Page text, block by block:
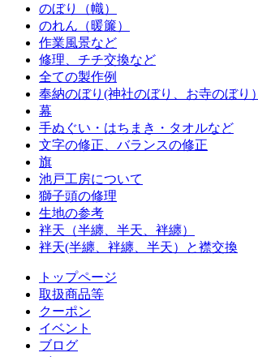
のぼり（幟）
のれん（暖簾）
作業風景など
修理、チチ交換など
全ての製作例
奉納のぼり(神社のぼり、お寺のぼり）
幕
手ぬぐい・はちまき・タオルなど
文字の修正、バランスの修正
旗
池戸工房について
獅子頭の修理
生地の参考
袢天（半纏、半天、袢纏）
袢天(半纏、袢纏、半天）と襟交換
トップページ
取扱商品等
クーポン
イベント
ブログ